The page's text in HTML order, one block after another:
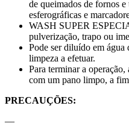
de queimados de fornos
esferográficas e
WASH SUPER
pulverização, trapo ou
Pode ser diluído em água
limpeza a efetuar.
Para terminar a
com um pano limpo, a
PRECAUÇÕES:
—